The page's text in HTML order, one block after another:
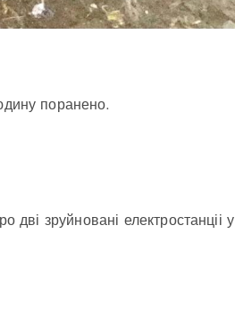
поранено.
зруйновані електростанціі у